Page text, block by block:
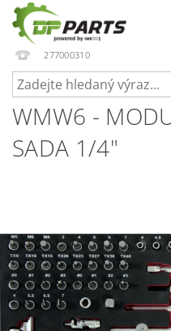
277000310
WMW6 -
SADA 1/4"